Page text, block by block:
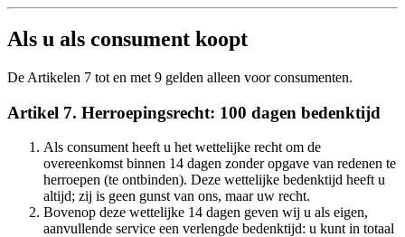
Als u als consument koopt
De Artikelen 7 tot en met 9 gelden alleen voor consumenten.
Artikel 7. Herroepingsrecht: 100 dagen bedenktijd
Als consument heeft u het wettelijke recht om de
overeenkomst binnen 14 dagen zonder opgave van redenen te
herroepen (te ontbinden). Deze wettelijke bedenktijd heeft u
altijd; zij is geen gunst van ons, maar uw recht.
Bovenop deze wettelijke 14 dagen geven wij u als eigen,
aanvullende service een verlengde bedenktijd: u kunt in totaal